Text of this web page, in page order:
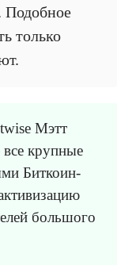
Подобное
только
Мэтт
все крупные
Биткоин-
большого